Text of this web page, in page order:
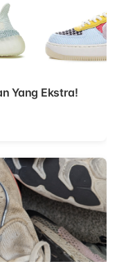
Yang Ekstra!